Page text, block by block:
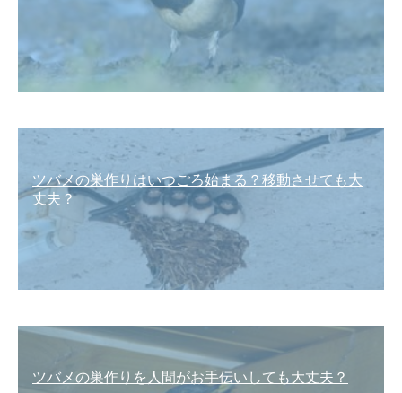
ツバメの巣作りはいつごろ始まる？移動させても大
丈夫？
ツバメの巣作りを人間がお手伝いしても大丈夫？